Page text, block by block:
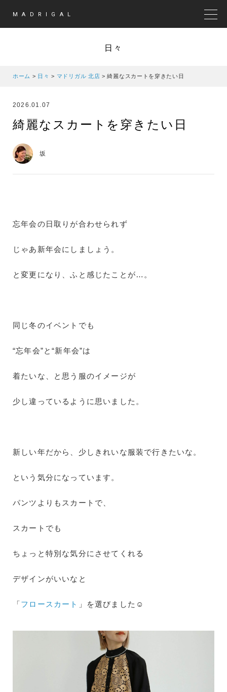
MADRIGAL
日々
ホーム > 日々 > マドリガル 北店 >綺麗なスカートを穿きたい日
2026.01.07
綺麗なスカートを穿きたい日
坂
忘年会の日取りが合わせられず
じゃあ新年会にしましょう。
と変更になり、ふと感じたことが…。
同じ冬のイベントでも
“忘年会”と“新年会”は
着たいな、と思う服のイメージが
少し違っているように思いました。
新しい年だから、少しきれいな服装で行きたいな。
という気分になっています。
パンツよりもスカートで、
スカートでも
ちょっと特別な気分にさせてくれる
デザインがいいなと
「フロースカート 」を選びました☺